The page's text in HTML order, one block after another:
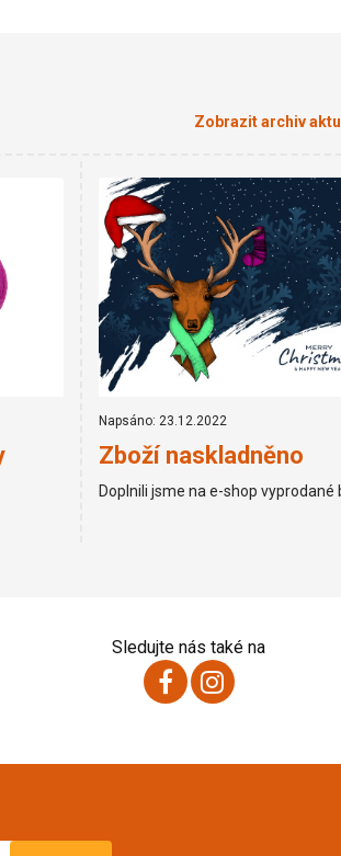
Zobrazit archiv
Napsáno: 23.12.2022
Zboží naskladněno
Doplnili jsme na e-shop vyprodané
Sledujte nás také na